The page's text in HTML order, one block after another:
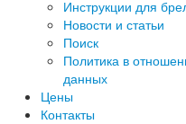
Инструкции для
Новости и статьи
Поиск
Политика в
данных
Цены
Контакты